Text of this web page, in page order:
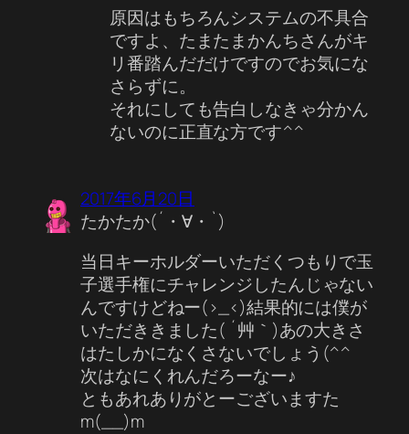
原因はもちろんシステムの不具合
ですよ、たまたまかんちさんがキ
リ番踏んだだけですのでお気にな
さらずに。
それにしても告白しなきゃ分かん
ないのに正直な方です^^
2017年6月20日
たかたか(´・∀・`)
当日キーホルダーいただくつもりで玉
子選手権にチャレンジしたんじゃない
んですけどねー(>_<)結果的には僕が
いただききました( ´艸｀)あの大きさ
はたしかになくさないでしょう(^^ゞ
次はなにくれんだろーなー♪
ともあれありがとーございますた
m(__)m